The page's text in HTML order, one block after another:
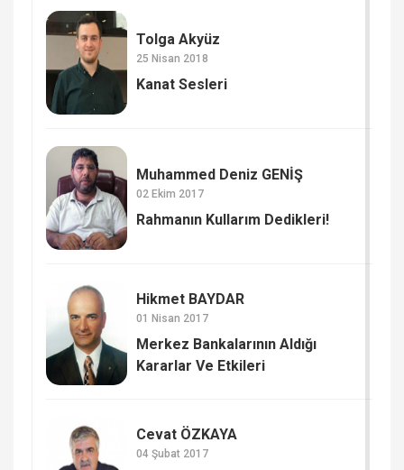
Tolga Akyüz
25 Nisan 2018
Kanat Sesleri
Muhammed Deniz GENİŞ
02 Ekim 2017
Rahmanın Kullarım Dedikleri!
Hikmet BAYDAR
01 Nisan 2017
Merkez Bankalarının Aldığı
Kararlar Ve Etkileri
Cevat ÖZKAYA
04 Şubat 2017